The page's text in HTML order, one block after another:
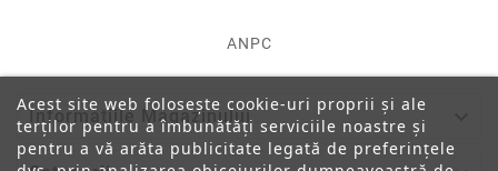
ANPC
Informatiile Magazinului
Acest site web folosește cookie-uri proprii și ale
terților pentru a îmbunătăți serviciile noastre și
pentru a vă arăta publicitate legată de preferințele